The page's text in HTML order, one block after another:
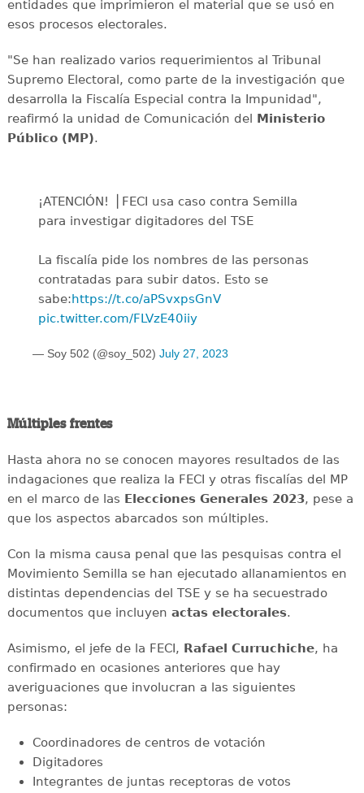
entidades que imprimieron el material que se usó en
esos procesos electorales.
"Se han realizado varios requerimientos al Tribunal
Supremo Electoral, como parte de la investigación que
desarrolla la Fiscalía Especial contra la Impunidad",
reafirmó la unidad de Comunicación del Ministerio
Público (MP).
¡ATENCIÓN! ⎪FECI usa caso contra Semilla
para investigar digitadores del TSE
La fiscalía pide los nombres de las personas
contratadas para subir datos. Esto se
sabe:https://t.co/aPSvxpsGnV
pic.twitter.com/FLVzE40iiy
— Soy 502 (@soy_502) July 27, 2023
Múltiples frentes
Hasta ahora no se conocen mayores resultados de las
indagaciones que realiza la FECI y otras fiscalías del MP
en el marco de las Elecciones Generales 2023, pese a
que los aspectos abarcados son múltiples.
Con la misma causa penal que las pesquisas contra el
Movimiento Semilla se han ejecutado allanamientos en
distintas dependencias del TSE y se ha secuestrado
documentos que incluyen actas electorales.
Asimismo, el jefe de la FECI, Rafael Curruchiche, ha
confirmado en ocasiones anteriores que hay
averiguaciones que involucran a las siguientes
personas:
Coordinadores de centros de votación
Digitadores
Integrantes de juntas receptoras de votos